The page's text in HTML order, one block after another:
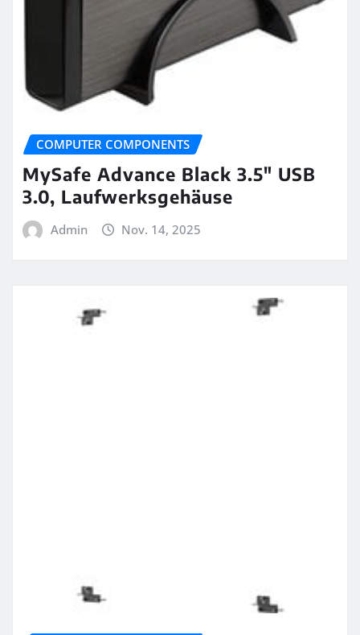
COMPUTER COMPONENTS
MySafe Advance Black 3.5″ USB
3.0, Laufwerksgehäuse
Admin Nov. 14, 2025